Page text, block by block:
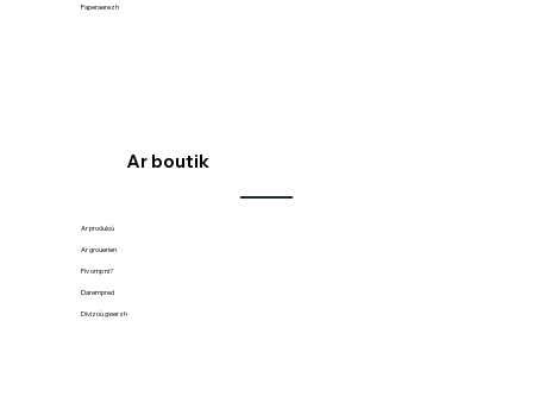
Paperaerezh
Ar boutik
Ar produioù
Ar grouerien
Piv omp ni?
Darempred
Divizoù gwerzh